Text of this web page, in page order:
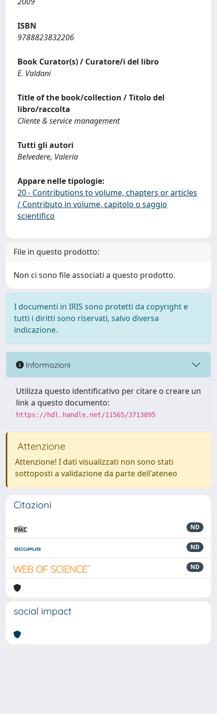
ISBN
9788823832206
Book Curator(s) / Curatore/i del libro
E. Valdani
Title of the book/collection / Titolo del
libro/raccolta
Cliente & service management
Tutti gli autori
Belvedere, Valeria
Appare nelle tipologie:
20 - Contributions to volume, chapters or articles
/ Contributo in volume, capitolo o saggio
scientifico
File in questo prodotto:
Non ci sono file associati a questo prodotto.
I documenti in IRIS sono protetti da copyright e
tutti i diritti sono riservati, salvo diversa
indicazione.
Informazioni
Utilizza questo identificativo per citare o creare un
link a questo documento:
https://hdl.handle.net/11565/3713895
Attenzione
Attenzione! I dati visualizzati non sono stati
sottoposti a validazione da parte dell'ateneo
Citazioni
ND
ND
ND
social impact